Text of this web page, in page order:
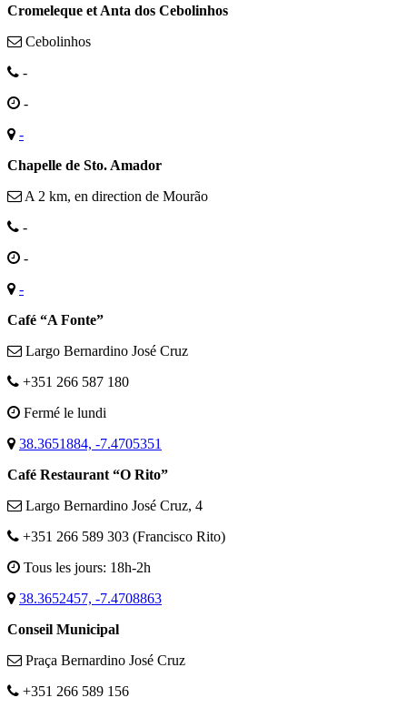
Cromeleque et Anta dos Cebolinhos
Cebolinhos
-
-
-
Chapelle de Sto. Amador
A 2 km, en direction de Mourão
-
-
-
Café “A Fonte”
Largo Bernardino José Cruz
+351 266 587 180
Fermé le lundi
38.3651884, -7.4705351
Café Restaurant “O Rito”
Largo Bernardino José Cruz, 4
+351 266 589 303 (Francisco Rito)
Tous les jours: 18h-2h
38.3652457, -7.4708863
Conseil Municipal
Praça Bernardino José Cruz
+351 266 589 156